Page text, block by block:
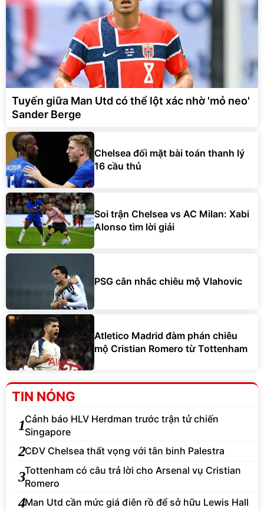
Tuyến giữa Man Utd có thể lột xác nhờ 'mỏ neo'
Sander Berge
Chelsea đối mặt bài toán thanh lý
16 cầu thủ
Soi trận Chelsea vs AC Milan: Xabi
Alonso tìm lời giải
PSG cân nhắc chiêu mộ Vlahovic
Atletico Madrid đàm phán chiêu
mộ Cristian Romero từ Tottenham
TIN NÓNG
1Cảnh báo HLV Herdman trước trận tử chiến
Singapore
2CĐV Chelsea thất vọng với tân binh Palestra
3Tottenham có câu trả lời cho Arsenal vụ Cristian
Romero
4Man Utd cần mức giá điên rồ để sở hữu Lewis Hall